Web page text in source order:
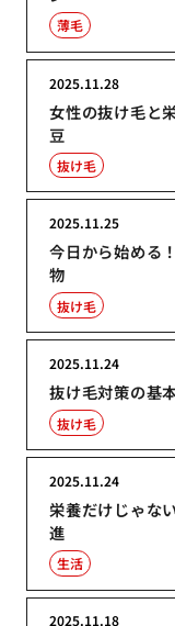
薄毛
女性の抜け毛と
豆
2025.11.28
抜け毛
今日から始める
物
2025.11.25
抜け毛
抜け毛対策の基
2025.11.24
抜け毛
栄養だけじゃな
進
2025.11.24
生活
2025.11.18